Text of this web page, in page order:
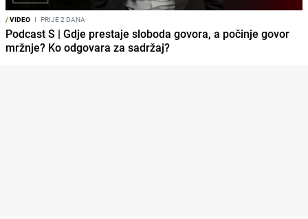
/VIDEO I PRIJE 2 DANA
Podcast S | Gdje prestaje sloboda govora, a počinje govor
mržnje? Ko odgovara za sadržaj?